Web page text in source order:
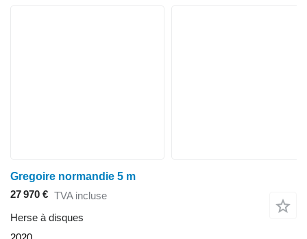
Gregoire normandie 5 m
27 970 € TVA incluse
Herse à disques